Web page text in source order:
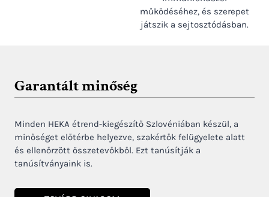
működéséhez, és szerepet
játszik a sejtosztódásban.
Garantált minőség
Minden HEKA étrend-kiegészítő Szlovéniában készül, a
minőséget előtérbe helyezve, szakértők felügyelete alatt
és ellenőrzött összetevőkből. Ezt tanúsítják a
tanúsítványaink is.